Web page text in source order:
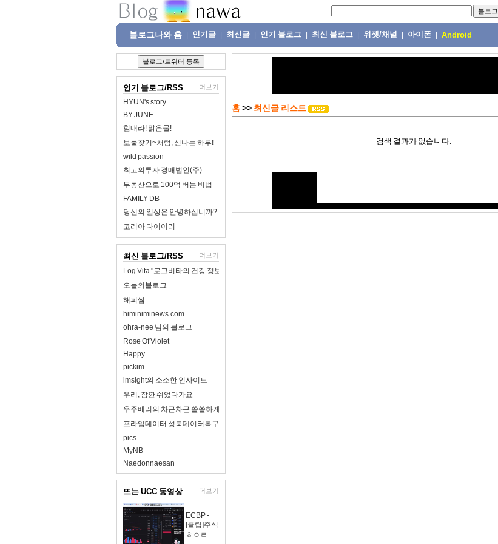
블로그나와 홈 인기글 최신글 인기 블로그 최신 블로그 위젯/채널 아이폰 Android
인기 블로그/RSS 더보기
HYUN's story
BY JUNE
힘내라! 맑은물!
보물찾기~처럼, 신나는 하루!
wild passion
최고의투자 경매법인(주)
부동산으로 100억 버는 비법
FAMILY DB
당신의 일상은 안녕하십니까?
코리아 다이어리
최신 블로그/RSS 더보기
Log Vita "로그비타의 건강 정보 완전 정리"
오늘의블로그
해피썸
himiniminews.com
ohra-nee 님의 블로그
Rose Of Violet
Happy
pickim
imsight의 소소한 인사이트
우리, 잠깐 쉬었다가요
우주베리의 차근차근 쏠쏠하게
프라임데이터 성북데이터복구
pics
MyNB
Naedonnaesan
뜨는 UCC 동영상 더보기
ECBP -
[클립]주식
ㅎㅇㄹ
홈>> 최신글 리스트
검색 결과가 없습니다.